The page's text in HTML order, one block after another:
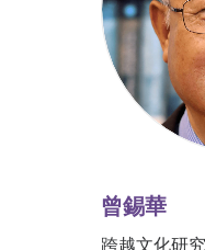
曾錫華
跨越文化研